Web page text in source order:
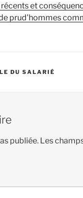
et
prud'hommes
DU SALARIÉ
publiée. Les